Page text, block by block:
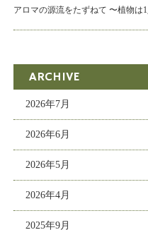
アロマの源流をたずねて 〜植物は
ARCHIVE
2026年7月
2026年6月
2026年5月
2026年4月
2025年9月